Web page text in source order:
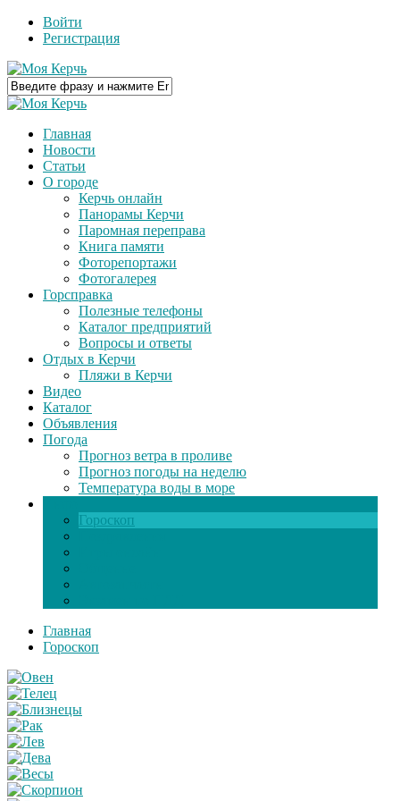
Войти
Регистрация
Главная
Новости
Статьи
О городе
Керчь онлайн
Панорамы Керчи
Паромная переправа
Книга памяти
Фоторепортажи
Фотогалерея
Горсправка
Полезные телефоны
Каталог предприятий
Вопросы и ответы
Отдых в Керчи
Пляжи в Керчи
Видео
Каталог
Объявления
Погода
Прогноз ветра в проливе
Прогноз погоды на неделю
Температура воды в море
Гороскоп
Главная
Гороскоп